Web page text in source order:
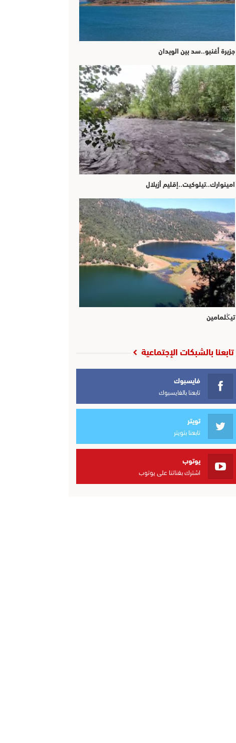
جزيرة أغنبو..سد بين الويدان
امينوارك..تيلوكيت..إقليم أزيلال
تيڭلمامين
تابعنا بالشبكات الإجتماعية
فايسبوك
تابعنا بالفايسبوك
تويتر
تابعنا بتويتر
يوتوب
اشترك بقناتنا على يوتوب